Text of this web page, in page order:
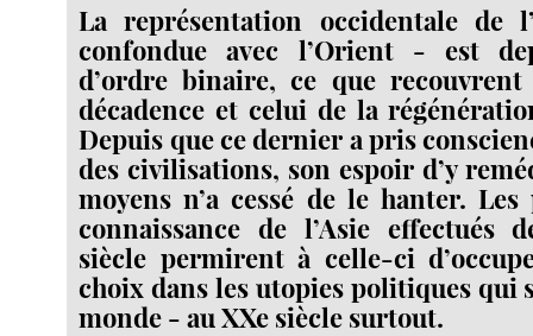
La représentation occidentale de
confondue avec l’Orient - est
d’ordre binaire, ce que
décadence et celui de la
Depuis que ce dernier a pris
des civilisations, son espoir d’y
moyens n’a cessé de le hanter.
connaissance de l’Asie effectués
siècle permirent à celle-ci
choix dans les utopies politiques qui
monde - au XXe siècle surtout.